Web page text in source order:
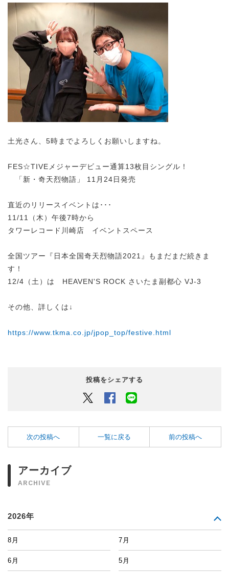
土光さん、5時までよろしくお願いしますね。
FES☆TIVEメジャーデビュー通算13枚目シングル！
「新・奇天烈物語」 11月24日発売
直近のリリースイベントは･･･
11/11（木）午後7時から
タワーレコード川崎店 イベントスペース
全国ツアー『日本全国奇天烈物語2021』もまだまだ続きま
す！
12/4（土）は HEAVEN'S ROCK さいたま副都心 VJ-3
その他、詳しくは↓
https://www.tkma.co.jp/jpop_top/festive.html
投稿をシェアする
Twitter Facebook
次の投稿へ 一覧に戻る 前の投稿へ
アーカイブ
ARCHIVE
2026年
8月 7月
6月 5月